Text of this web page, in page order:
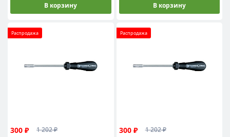
В корзину В корзину
Распродажа
300 ₽
1 202 ₽
Распродажа
300 ₽
1 202 ₽